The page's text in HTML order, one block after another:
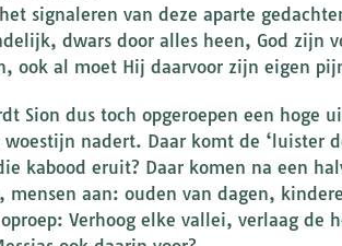
signaleren van deze aparte
dwars door alles heen, God zijn
ook al moet Hij daarvoor zijn eigen
Sion dus toch opgeroepen een
nadert. Daar komt de ‘luister
kabood eruit? Daar komen na een
mensen aan: ouden van dagen,
Verhoog elke vallei, verlaag de